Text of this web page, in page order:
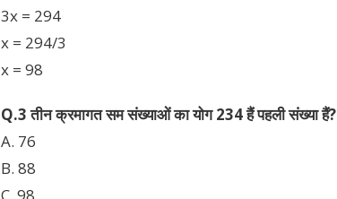
3x = 294
x = 294/3
x = 98
Q.3 तीन क्रमागत सम संख्याओं का योग 234 हैं पहली संख्या हैं?
A. 76
B. 88